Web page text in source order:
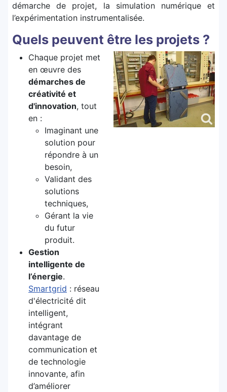
démarche de projet, la simulation numérique et
l’expérimentation instrumentalisée.
Quels peuvent être les projets ?
Chaque projet met
en œuvre des
démarches de
créativité et
d'innovation, tout
en :
Imaginant une
solution pour
répondre à un
besoin,
Validant des
solutions
techniques,
Gérant la vie
du futur
produit.
Gestion
intelligente de
l’énergie.
Smartgrid : réseau
d'électricité dit
intelligent,
intégrant
davantage de
communication et
de technologie
innovante, afin
d’améliorer